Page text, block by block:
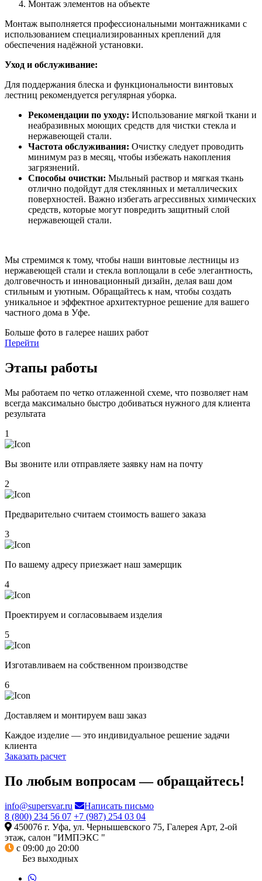
Монтаж элементов на объекте
Монтаж выполняется профессиональными монтажниками с
использованием специализированных креплений для
обеспечения надёжной установки.
Уход и обслуживание:
Для поддержания блеска и функциональности винтовых
лестниц рекомендуется регулярная уборка.
Рекомендации по уходу: Использование мягкой ткани и
неабразивных моющих средств для чистки стекла и
нержавеющей стали.
Частота обслуживания: Очистку следует проводить
минимум раз в месяц, чтобы избежать накопления
загрязнений.
Способы очистки: Мыльный раствор и мягкая ткань
отлично подойдут для стеклянных и металлических
поверхностей. Важно избегать агрессивных химических
средств, которые могут повредить защитный слой
нержавеющей стали.
Мы стремимся к тому, чтобы наши винтовые лестницы из
нержавеющей стали и стекла воплощали в себе элегантность,
долговечность и инновационный дизайн, делая ваш дом
стильным и уютным. Обращайтесь к нам, чтобы создать
уникальное и эффектное архитектурное решение для вашего
частного дома в Уфе.
Больше фото в галерее наших работ
Перейти
Этапы работы
Мы работаем по четко отлаженной схеме, что позволяет нам
всегда максимально быстро добиваться нужного для клиента
результата
1
Вы звоните или отправляете заявку нам на почту
2
Предварительно считаем стоимость вашего заказа
3
По вашему адресу приезжает наш замерщик
4
Проектируем и согласовываем изделия
5
Изготавливаем на собственном производстве
6
Доставляем и монтируем ваш заказ
Каждое изделие — это индивидуальное решение задачи
клиента
Заказать расчет
По любым вопросам — обращайтесь!
info@supersvar.ru
Написать письмо
8 (800) 234 56 07 +7 (987) 254 03 04
450076 г. Уфа, ул. Чернышевского 75, Галерея Арт, 2-ой
этаж, салон "ИМПЭКС "
с 09:00 до 20:00
Без выходных